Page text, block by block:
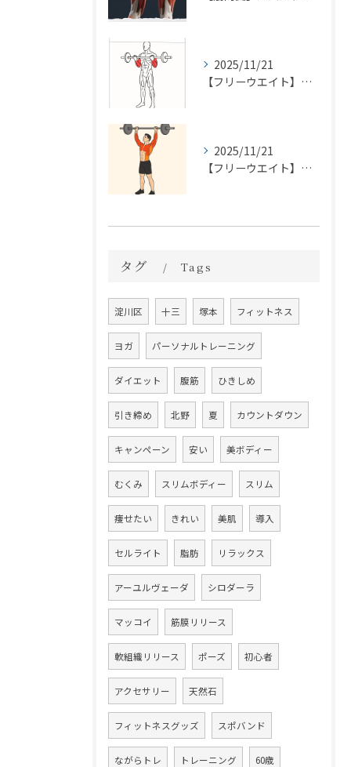
2025/11/21
【フリーウエイト】バーベルカール
2025/11/21
【フリーウエイト】フロントプレス
タグ Tags
淀川区 十三 塚本 フィットネス
ヨガ パーソナルトレーニング
ダイエット 腹筋 ひきしめ
引き締め 北野 夏 カウントダウン
キャンペーン 安い 美ボディー
むくみ スリムボディー スリム
痩せたい きれい 美肌 導入
セルライト 脂肪 リラックス
アーユルヴェーダ シロダーラ
マッコイ 筋膜リリース
軟組織リリース ポーズ 初心者
アクセサリー 天然石
フィットネスグッズ スポバンド
ながらトレ トレーニング 60歳